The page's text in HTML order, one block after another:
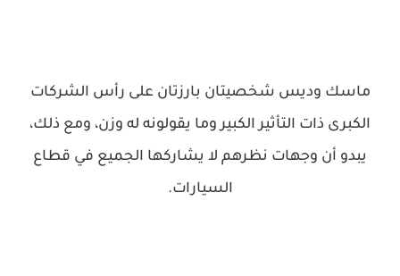
ماسك وديس شخصيتان بارزتان على رأس الشركات
الكبرى ذات التأثير الكبير وما يقولونه له وزن، ومع ذلك،
يبدو أن وجهات نظرهم لا يشاركها الجميع في قطاع
السيارات.